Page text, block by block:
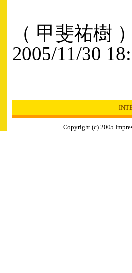
（ 甲斐祐樹
2005/11/30
Copyright (c) 2005